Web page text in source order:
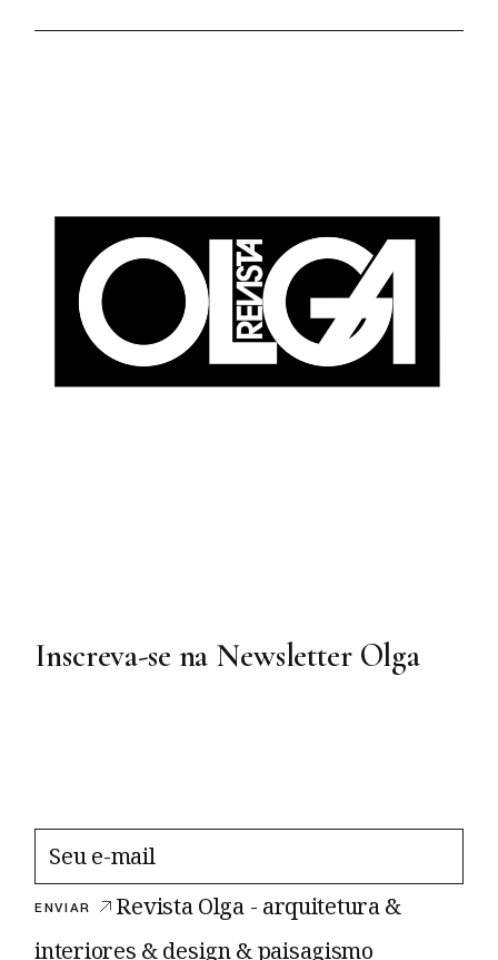
Inscreva-se na Newsletter Olga
ENVIAR
Revista Olga - arquitetura &
interiores & design & paisagismo